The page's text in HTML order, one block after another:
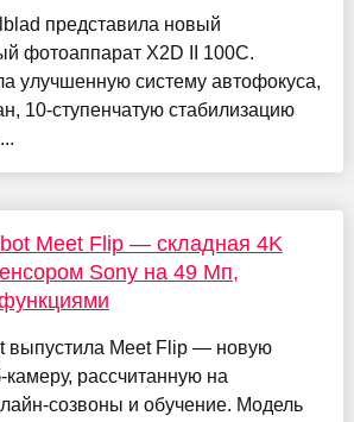
представила новый
фотоаппарат X2D II 100C.
улучшенную систему автофокуса,
10-ступенчатую стабилизацию
Meet Flip — складная 4K
Sony на 49 Мп,
выпустила Meet Flip — новую
рассчитанную на
созвоны и обучение. Модель